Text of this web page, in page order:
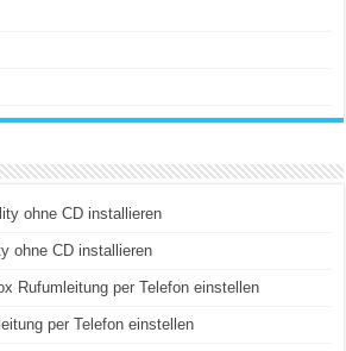
ohne CD installieren
ohne CD installieren
Rufumleitung per Telefon einstellen
per Telefon einstellen